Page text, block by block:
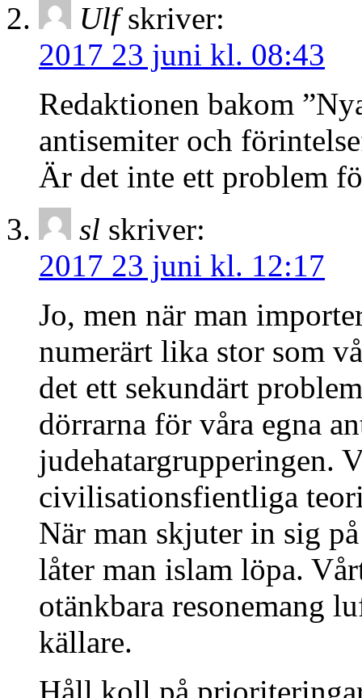
Ulf skriver:
2017 23 juni kl. 08:43
Redaktionen bakom
antisemiter och
Är det inte ett problem
sl skriver:
2017 23 juni kl. 12:17
Jo, men när man
numerärt lika stor som
det ett sekundärt
dörrarna för våra egna
judehatargrupperingen.
civilisationsfientliga
När man skjuter in sig
låter man islam löpa.
otänkbara resonemang
källare.